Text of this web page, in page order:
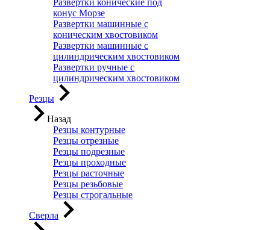
Развертки конические под
конус Морзе
Развертки машинные с
коническим хвостовиком
Развертки машинные с
цилиндрическим хвостовиком
Развертки ручные с
цилиндрическим хвостовиком
Резцы
Назад
Резцы контурные
Резцы отрезные
Резцы подрезные
Резцы проходные
Резцы расточные
Резцы резьбовые
Резцы строгальные
Сверла